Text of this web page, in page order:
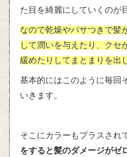
た目を綺麗にしていくのが
なので乾燥やパサつきで髪
して潤いを与えたり、クセ
緩めたりしてまとまりを出
基本的にはこのように毎回
いきます。
そこにカラーもプラスされ
をすると髪のダメージがゼ